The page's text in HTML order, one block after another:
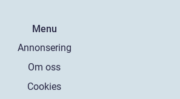
Menu
Annonsering
Om oss
Cookies